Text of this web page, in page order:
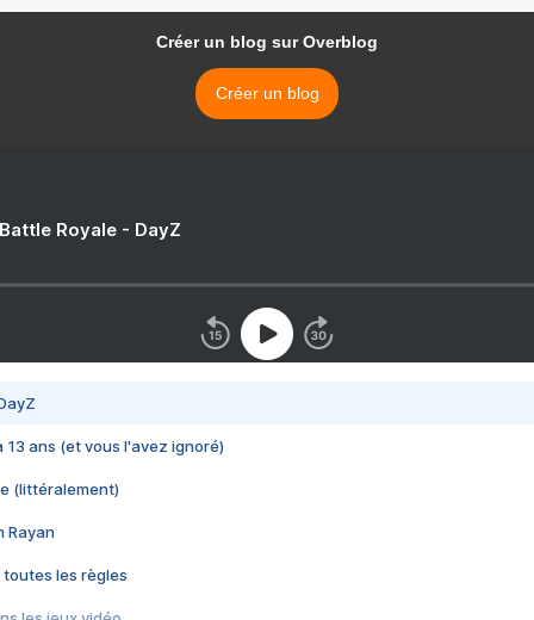
Créer un blog sur Overblog
Créer un blog
Royale - DayZ
13 ans (et vous l'avez ignoré)
(littéralement)
Rayan
toutes les règles